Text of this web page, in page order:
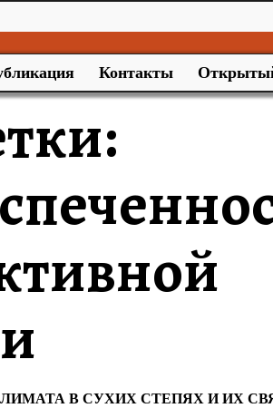
Контакты
В СУХИХ СТЕПЯХ И ИХ